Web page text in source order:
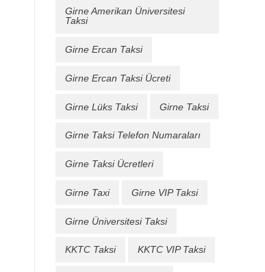
Girne Amerikan Üniversitesi
Taksi
Girne Ercan Taksi
Girne Ercan Taksi Ücreti
Girne Lüks Taksi Girne Taksi
Girne Taksi Telefon Numaraları
Girne Taksi Ücretleri
Girne Taxi Girne VIP Taksi
Girne Üniversitesi Taksi
KKTC Taksi KKTC VIP Taksi